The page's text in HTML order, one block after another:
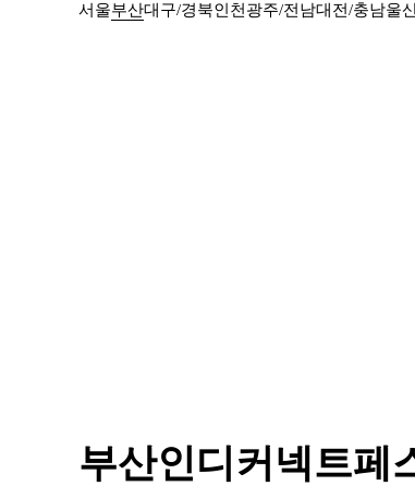
서울부산대구/경북인천 광주/전남대전/충남울
부산인디커넥트페